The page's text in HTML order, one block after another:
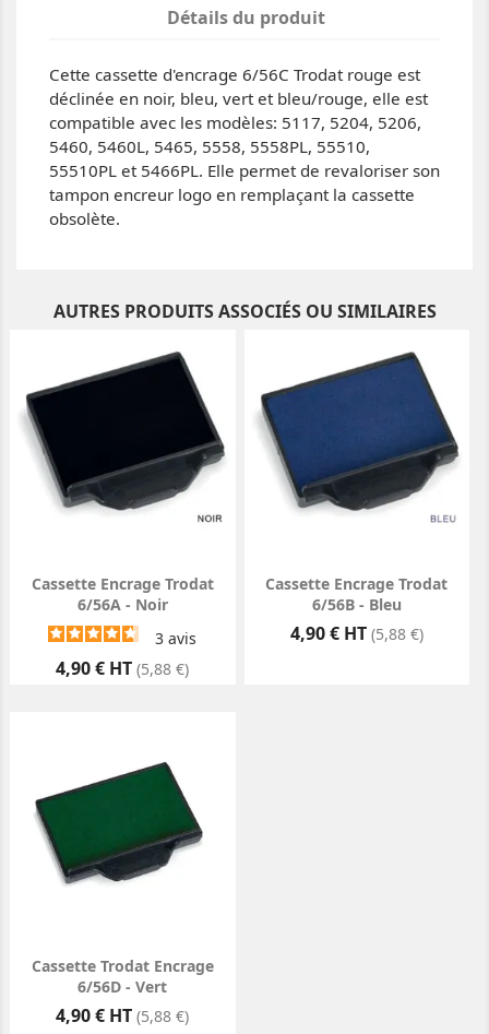
Détails du produit
Cette cassette d'encrage 6/56C Trodat rouge est
déclinée en noir, bleu, vert et bleu/rouge, elle est
compatible avec les modèles: 5117, 5204, 5206,
5460, 5460L, 5465, 5558, 5558PL, 55510,
55510PL et 5466PL. Elle permet de revaloriser son
tampon encreur logo en remplaçant la cassette
obsolète.
AUTRES PRODUITS ASSOCIÉS OU SIMILAIRES
Cassette Encrage Trodat
6/56A - Noir
3avis
Prix
4,90 € HT (5,88 €)
Cassette Encrage Trodat
6/56B - Bleu
Prix
4,90 € HT (5,88 €)
Cassette Trodat Encrage
6/56D - Vert
Prix
4,90 € HT (5,88 €)